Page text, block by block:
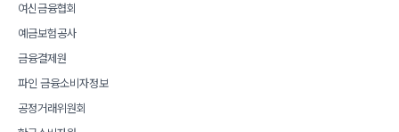
여신금융협회
예금보험공사
금융결제원
파인 금융소비자정보
공정거래위원회